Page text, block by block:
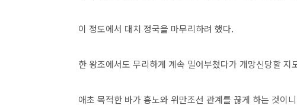
이 정도에서 대치 정국을 마무리하려 했다.
한 왕조에서도 무리하게 계속 밀어부쳤다가 개망신당할
애초 목적한 바가 흉노와 위만조선 관계를 끊게 하는 것이